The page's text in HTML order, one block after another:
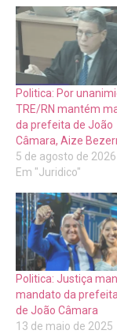
Politica: Por
TRE/RN mantém
da prefeita de João
Câmara, Aize
5 de agosto de 2026
Em "Juridico"
Politica: Justiça
mandato da
de João Câmara
13 de maio de 2025